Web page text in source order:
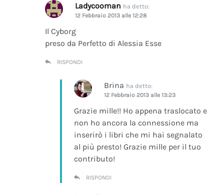
Ladycooman ha detto:
12 Febbraio 2013 alle 12:28
Il Cyborg
preso da Perfetto di Alessia Esse
RISPONDI
Brina ha detto:
12 Febbraio 2013 alle 13:23
Grazie mille!! Ho appena traslocato e
non ho ancora la connessione ma
inserirò i libri che mi hai segnalato
al più presto! Grazie mille per il tuo
contributo!
RISPONDI